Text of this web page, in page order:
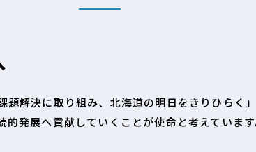
題解決に取り組み、北海道の明日をきりひらく
発展へ貢献していくことが使命と考えていま